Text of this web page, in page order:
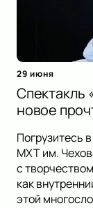
29 июня
Спектакль
новое
Погрузитесь
МХТ им.
с
как
этой